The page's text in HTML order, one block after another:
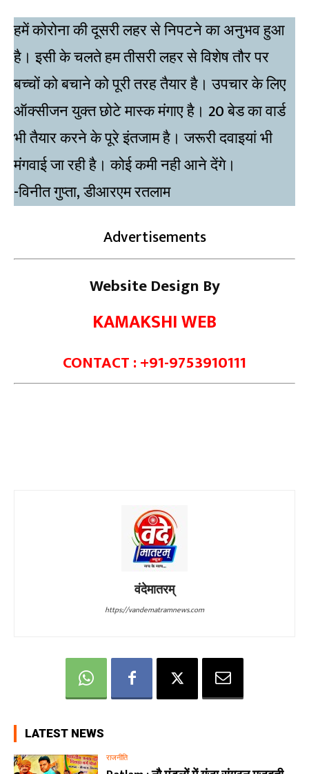
हमें कोरोना की दूसरी लहर से निपटने का अनुभव हुआ
है। इसी के चलते हम तीसरी लहर से विशेष तौर पर
बच्चों को बचाने को पूरी तरह तैयार है। उपचार के लिए
ऑक्सीजन युक्त छोटे मास्क मंगाए है। 20 बेड का वार्ड
भी तैयार करने के पूरे इंतजाम है। जरूरी दवाइयां भी
मंगवाई जा रही है। कोई कमी नही आने देंगे।
-विनीत गुप्ता, डीआरएम रतलाम
Advertisements
Website Design By
KAMAKSHI WEB
CONTACT : +91-9753910111
वंदेमातरम्
https://vandematramnews.com
LATEST NEWS
राजनीति